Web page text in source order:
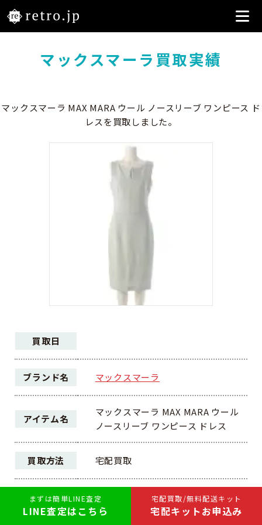
宅配買取/無料配送キット
宅配キットお申込み
まずは簡単LINE査定
LINE査定はこちら
マックスマーラ買取実績
マックスマーラ MAX MARA ウール ノースリーブ ワンピース ド
レスを買取しました。
買取日
ブランド名 マックスマーラ
アイテム名
マックスマーラ MAX MARA ウール
ノースリーブ ワンピース ドレス
買取方法 宅配買取
ランク A